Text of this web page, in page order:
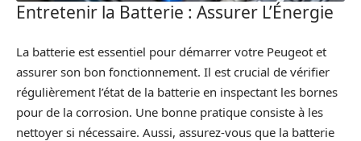
Entretenir la Batterie : Assurer L’Énergie
La batterie est essentiel pour démarrer votre Peugeot et
assurer son bon fonctionnement. Il est crucial de vérifier
régulièrement l’état de la batterie en inspectant les bornes
pour de la corrosion. Une bonne pratique consiste à les
nettoyer si nécessaire. Aussi, assurez-vous que la batterie